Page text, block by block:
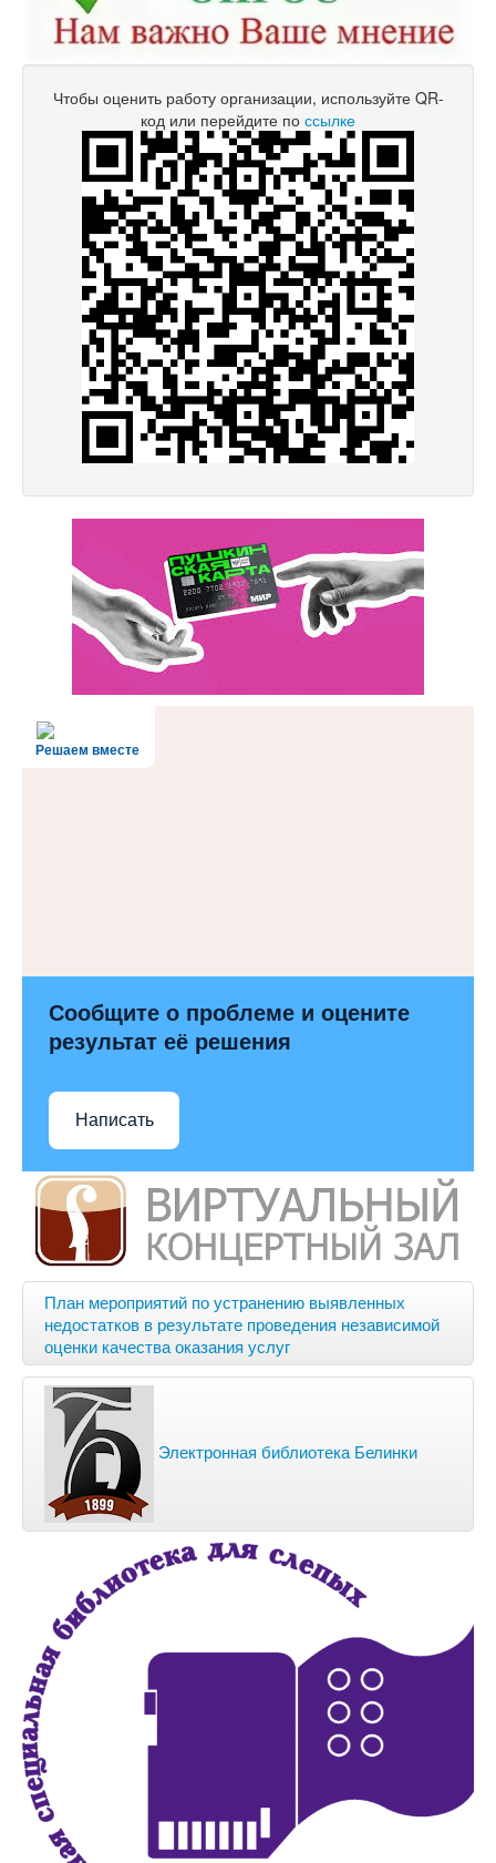
Чтобы оценить работу организации, используйте QR-
код или перейдите по ссылке
Решаем вместе
Сообщите о проблеме и оцените
результат её решения
Написать
План мероприятий по устранению выявленных
недостатков в результате проведения независимой
оценки качества оказания услуг
Электронная библиотека Белинки